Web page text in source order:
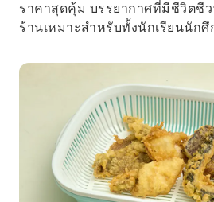
ราคาสุดคุ้ม บรรยากาศที่มีชีวิตชีว
ร้านเหมาะสำหรับทั้งนักเรียนนัก